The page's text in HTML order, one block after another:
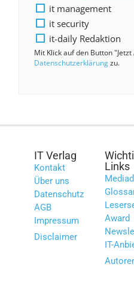
it management
it security
it-daily Redaktion
Mit Klick auf den Button
Datenschutzerklärungzu.
IT Verlag
Kontakt
Über uns
Datenschutz
AGB
Impressum
Disclaimer
Links
Award
IT-